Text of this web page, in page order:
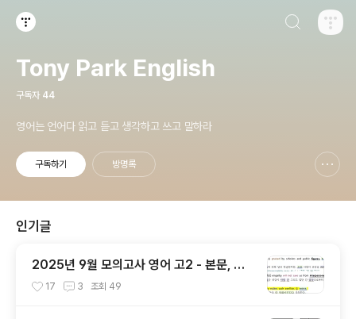
Tony Park English
구독자 44
영어는 언어다 읽고 듣고 생각하고 쓰고 말하라
구독하기 방명록
인기글
2025년 9월 모의고사 영어 고2 - 본문, 지
문, 단어,분석, 한줄해석, 변형
17 3 조회 49